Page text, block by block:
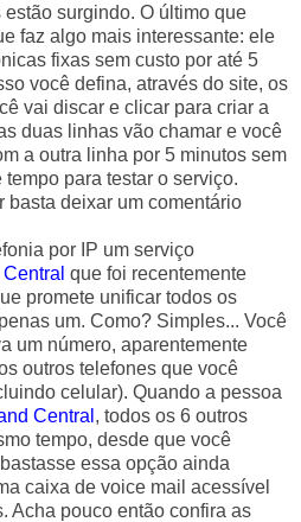
surgindo. O último que
faz algo mais interessante: ele
fixas sem custo por até 5
você defina, através do site, os
vai discar e clicar para criar a
duas linhas vão chamar e você
a outra linha por 5 minutos sem
para testar o serviço.
basta deixar um comentário
por IP um serviço
que foi recentemente
promete unificar todos os
um. Como? Simples... Você
um número, aparentemente
outros telefones que você
celular). Quando a pessoa
Central , todos os 6 outros
tempo, desde que você
essa opção ainda
caixa de voice mail acessível
Acha pouco então confira as